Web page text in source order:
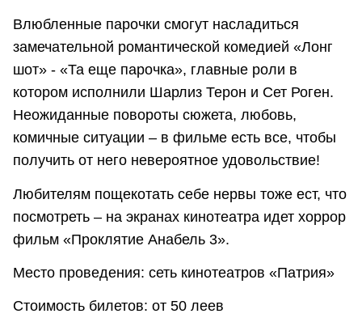
Влюбленные парочки смогут насладиться
замечательной романтической комедией «Лонг
шот» - «Та еще парочка», главные роли в
котором исполнили Шарлиз Терон и Сет Роген.
Неожиданные повороты сюжета, любовь,
комичные ситуации – в фильме есть все, чтобы
получить от него невероятное удовольствие!
Любителям пощекотать себе нервы тоже ест, что
посмотреть – на экранах кинотеатра идет хоррор
фильм «Проклятие Анабель 3».
Место проведения: сеть кинотеатров «Патрия»
Стоимость билетов: от 50 леев